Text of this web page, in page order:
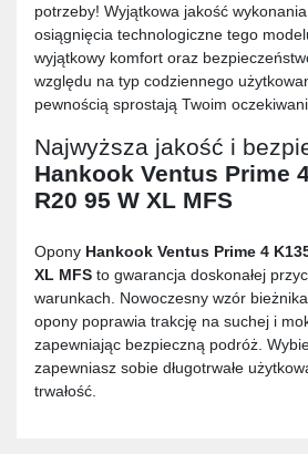
potrzeby! Wyjątkowa jakość
osiągnięcia technologiczne tego
wyjątkowy komfort oraz
względu na typ codziennego
pewnością sprostają Twoim
Najwyższa jakość i
Hankook Ventus Prime
R20 95 W XL MFS
Opony Hankook Ventus Prime 4
XL MFS to gwarancja doskonałej
warunkach. Nowoczesny wzór
opony poprawia trakcję na suchej i
zapewniając bezpieczną podróż.
zapewniasz sobie długotrwałe
trwałość.